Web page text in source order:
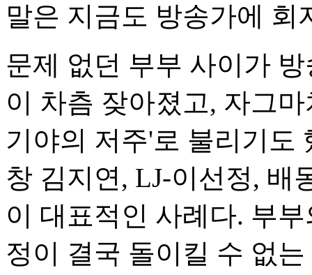
말은 지금도 방송가에 회
문제 없던 부부 사이가
이 차츰 잦아졌고, 자그
기야의 저주'로 불리기도
창 김지연, LJ-이선정, 배
이 대표적인 사례다. 부
정이 결국 돌이킬 수 없